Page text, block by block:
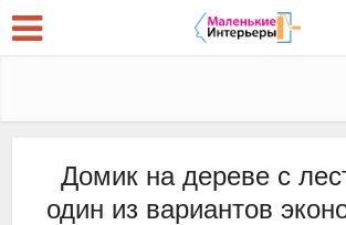
Домик на дереве с
один из вариантов